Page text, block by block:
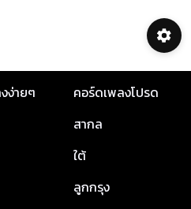
ง่ายๆ
คอร์ดเพลงโปรด
สากล
ใต้
ลูกกรุง